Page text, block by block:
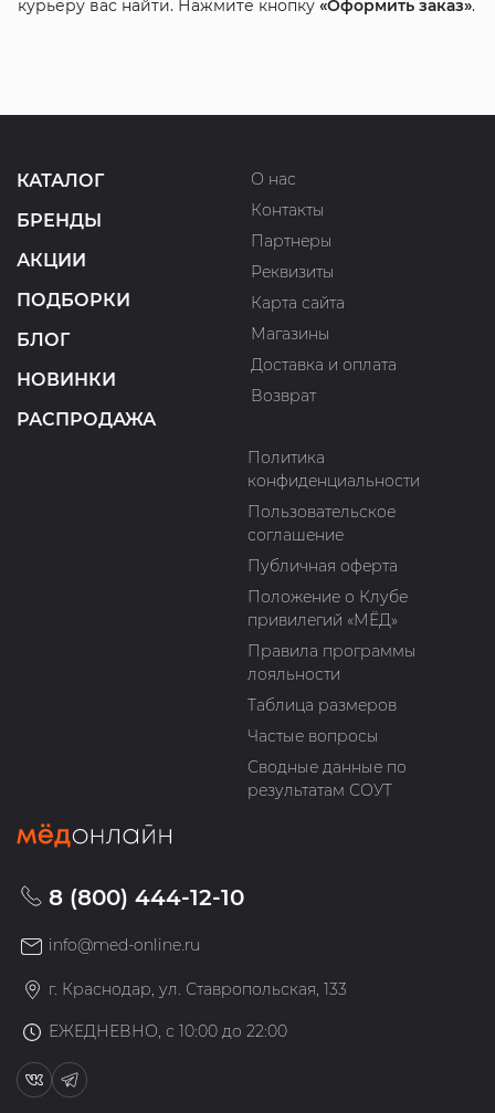
курьеру вас найти. Нажмите кнопку «Оформить заказ».
КАТАЛОГ
БРЕНДЫ
АКЦИИ
ПОДБОРКИ
БЛОГ
НОВИНКИ
РАСПРОДАЖА
О нас
Контакты
Партнеры
Реквизиты
Карта сайта
Магазины
Доставка и оплата
Возврат
Политика
конфиденциальности
Пользовательское
соглашение
Публичная оферта
Положение о Клубе
привилегий «МЁД»
Правила программы
лояльности
Таблица размеров
Частые вопросы
Сводные данные по
результатам СОУТ
8 (800) 444-12-10
info@med-online.ru
г. Краснодар, ул. Ставропольская, 133
ЕЖЕДНЕВНО, с 10:00 до 22:00